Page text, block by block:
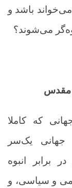
باشد و
می‌شوند؟
مقدس
که کاملا
جهانی یک‌سر
برابر انبوه
و سیاسی، و